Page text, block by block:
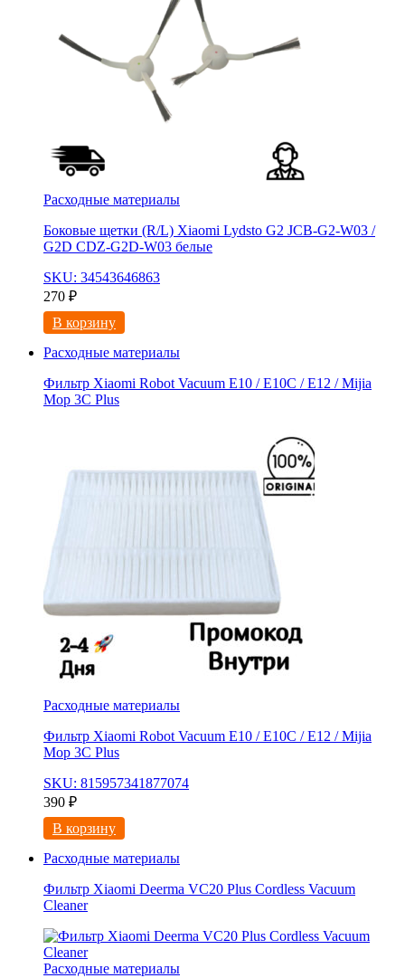
Расходные материалы
Боковые щетки (R/L) Xiaomi Lydsto G2 JCB-G2-W03 /
G2D CDZ-G2D-W03 белые
SKU: 34543646863
270 ₽
В корзину
Расходные материалы
Фильтр Xiaomi Robot Vacuum E10 / E10C / E12 / Mijia
Mop 3С Рlus
Расходные материалы
Фильтр Xiaomi Robot Vacuum E10 / E10C / E12 / Mijia
Mop 3С Рlus
SKU: 815957341877074
390 ₽
В корзину
Расходные материалы
Фильтр Xiaomi Deerma VC20 Plus Cordless Vacuum
Cleaner
Расходные материалы